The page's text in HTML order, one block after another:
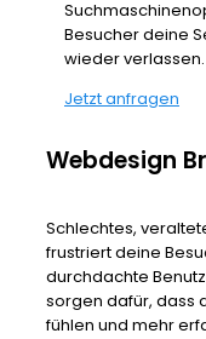
Besucher deine
wieder verlassen.
Jetzt anfragen
Webdesign
Schlechtes,
frustriert deine
durchdachte
sorgen dafür, dass
fühlen und mehr